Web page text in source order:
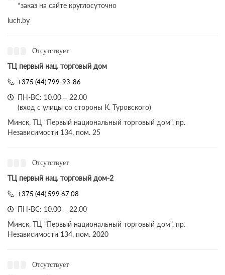
*заказ на сайте круглосуточно
luch.by
Отсутствует
ТЦ первый нац. торговый дом
+375 (44) 799-93-86
ПН-ВС: 10.00 – 22.00
(вход с улицы со стороны К. Туровского)
Минск, ТЦ "Первый национальный торговый дом", пр.
Независимости 134, пом. 25
Отсутствует
ТЦ первый нац. торговый дом-2
+375 (44) 599 67 08
ПН-ВС: 10.00 – 22.00
Минск, ТЦ "Первый национальный торговый дом", пр.
Независимости 134, пом. 2020
Отсутствует